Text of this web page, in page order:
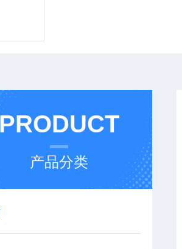
PRODUCT
产品分类